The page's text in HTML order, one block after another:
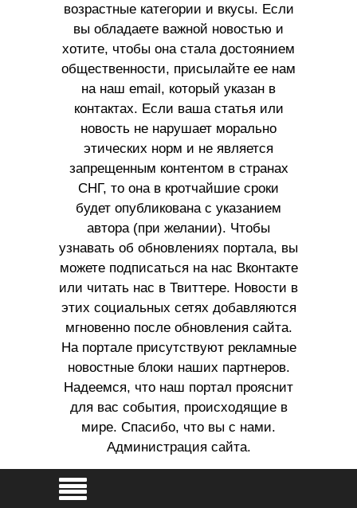
возрастные категории и вкусы. Если
вы обладаете важной новостью и
хотите, чтобы она стала достоянием
общественности, присылайте ее нам
на наш email, который указан в
контактах. Если ваша статья или
новость не нарушает морально
этических норм и не является
запрещенным контентом в странах
СНГ, то она в кротчайшие сроки
будет опубликована с указанием
автора (при желании). Чтобы
узнавать об обновлениях портала, вы
можете подписаться на нас Вконтакте
или читать нас в Твиттере. Новости в
этих социальных сетях добавляются
мгновенно после обновления сайта.
На портале присутствуют рекламные
новостные блоки наших партнеров.
Надеемся, что наш портал прояснит
для вас события, происходящие в
мире. Спасибо, что вы с нами.
Администрация сайта.